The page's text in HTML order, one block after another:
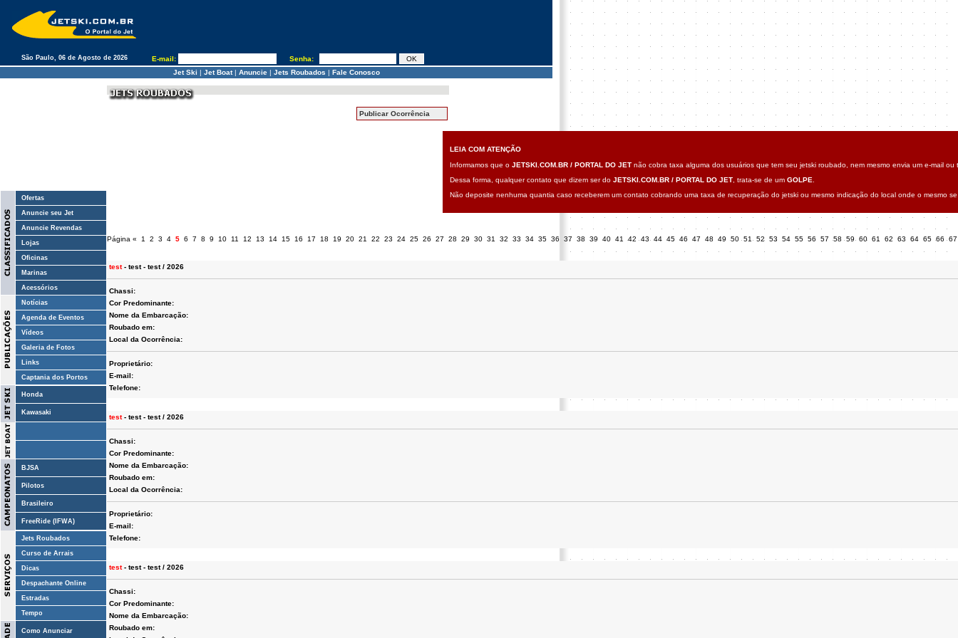
São Paulo, 06 de Agosto de 2026 E-mail:
Senha:
Jet Ski | Jet Boat| Anuncie| Jets Roubados | Fale Conosco
Ofertas
Anuncie seu Jet
Anuncie Revendas
Lojas
Oficinas
Marinas
Acessórios
Notícias
Agenda de Eventos
Vídeos
Galeria de Fotos
Links
Captania dos Portos
Honda
Kawasaki
BJSA
Pilotos
Brasileiro
FreeRide (IFWA)
Jets Roubados
Curso de Arrais
Dicas
Despachante Online
Estradas
Tempo
Como Anunciar
Publicar Ocorrência
LEIA COM ATENÇÃO
Informamos que o JETSKI.COM.BR / PORTAL DO JETnão cobra taxa alguma dos usuários que tem seu jetski roubado, nem mesmo envia um e-mail
Dessa forma, qualquer contato que dizem ser do JETSKI.COM.BR / PORTAL DO JET, trata-se de um GOLPE
Não deposite nenhuma quantia caso receberem um contato cobrando uma taxa de recuperação do jetski ou mesmo indicação do local onde o mesmo
Página « 1 2 3 4 5 6 7 8 9 10 11 12 13 14 15 16 17 18 19 20 21 22 23 24 25 26 27 28 29 30 31 32 33 34 35 36 37 38 39 40 41 42 43 44 45 46 47 48 49 50 51 52 53 54 55 56 57 58 59 60 61 62 63 64 65 66
test- test - test / 2026
Chassi:
Cor Predominante:
Nome da Embarcação:
Roubado em:
Local da Ocorrência:
Proprietário:
E-mail:
Telefone:
test- test - test / 2026
Chassi:
Cor Predominante:
Nome da Embarcação:
Roubado em:
Local da Ocorrência:
Proprietário:
E-mail:
Telefone:
test- test - test / 2026
Chassi:
Cor Predominante:
Nome da Embarcação:
Roubado em: